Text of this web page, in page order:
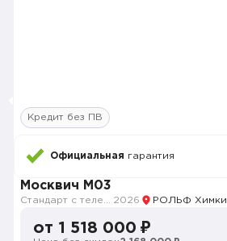
Кредит без ПВ
Официальная гарантия
Москвич M03
2026 РОЛЬФ Химки
от 1 518 000 ₽